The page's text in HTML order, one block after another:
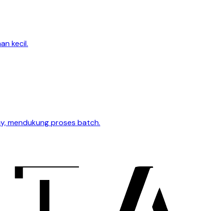
kecil.
mendukung proses batch.